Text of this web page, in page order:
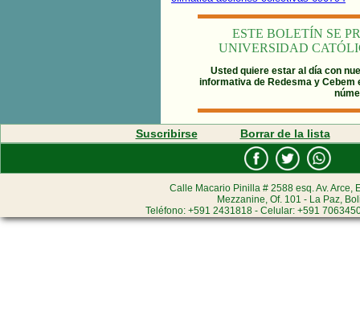
ESTE BOLETÍN SE
UNIVERSIDAD
Usted quiere estar al día con
informativa de Redesma y Cebem
Suscribirse Borrar de la lista
Calle Macario Pinilla # 2588 esq. Av. Arce,
Mezzanine, Of. 101 - La Paz,
Teléfono: +591 2431818 - Celular: +591